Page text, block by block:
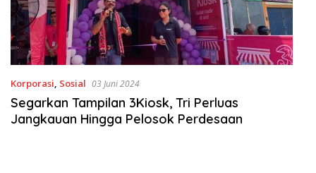
Korporasi, Sosial 03 Juni 2024
Segarkan Tampilan 3Kiosk, Tri Perluas
Jangkauan Hingga Pelosok Perdesaan